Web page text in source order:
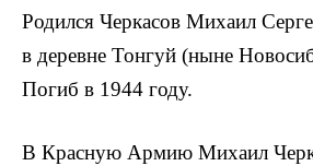
Родился Черкасов Михаил
в деревне Тонгуй (ныне
Погиб в 1944 году.
В Красную Армию Михаил